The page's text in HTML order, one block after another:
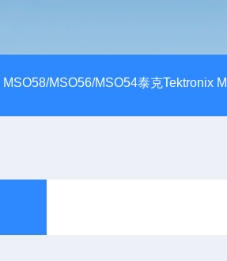
MSO58/MSO56/MSO54泰克Tektronix